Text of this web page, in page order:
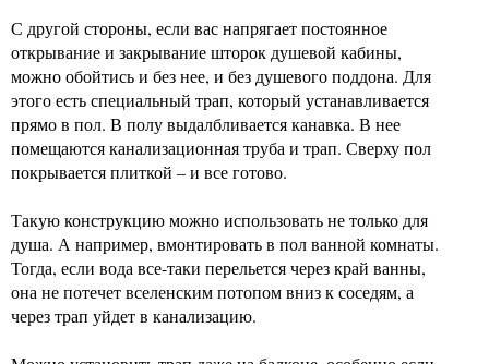
С другой стороны, если вас напрягает постоянное
открывание и закрывание шторок душевой кабины,
можно обойтись и без нее, и без душевого поддона. Для
этого есть специальный трап, который устанавливается
прямо в пол. В полу выдалбливается канавка. В нее
помещаются канализационная труба и трап. Сверху пол
покрывается плиткой – и все готово.
Такую конструкцию можно использовать не только для
душа. А например, вмонтировать в пол ванной комнаты.
Тогда, если вода все-таки перельется через край ванны,
она не потечет вселенским потопом вниз к соседям, а
через трап уйдет в канализацию.